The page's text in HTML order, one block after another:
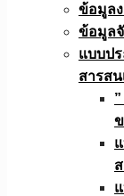
ข้อมูล
ข้อมูล
แบบป
สารสน